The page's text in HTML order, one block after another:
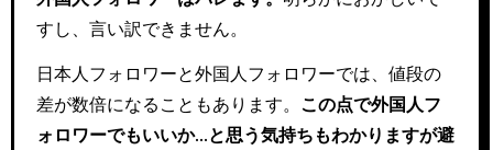
すし、言い訳できません。
日本人フォロワーと外国人フォロワーでは、値段の
差が数倍になることもあります。 この点で外国人フ
ォロワーでもいいか…と思う気持ちもわかりますが避